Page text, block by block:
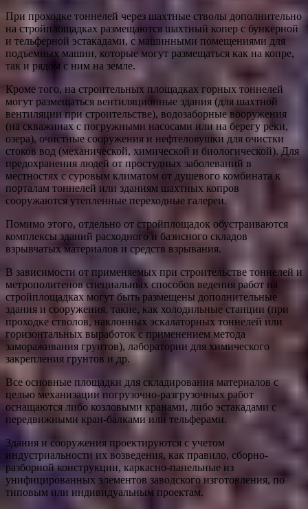
При проходке тоннелей через шахтные стволы дополнительно
на стройплощадках размещаются шахтный копер с бункерной
и тельферной эстакадами, с машинными помещениями для
подъемных машин, которые могут размещаться как на копре,
так и рядом с ним на земле.
Кроме того, на строительных площадках горных тоннелей
могут размещаться вентиляционные здания (для шахтной
вентиляции при строительстве), водозаборные вооружения
(на скважинах с погружными насосами или на берегу реки,
озера), очистные сооружения и нефтеловушки для очистки
стоков вод (механической, химической и биологической). Для
предохранения людей от простудных заболеваний в
местностях с суровым климатом от душевого комбината к
порталам тоннелей или зданиям шахтных копров
сооружаются утепленные переходные галереи.
Помимо этого, отдельно от стройплощадок обустраиваются
комплексы зданий расходного и базисного складов
взрывчатых материалов и средств взрывания.
В зависимости от применяемых при строительстве тоннелей и
метрополитенов специальных способов ведения работ на
стройплощадках могут быть размещены дополнительные
здания и сооружения, такие, как холодильные станции (при
проходке стволов, наклонных эскалаторных тоннелей или
горизонтальных выработок с применением метода
замораживания грунтов), лаборатории для химического
закрепления грунтов и др.
Все основные площадки для складирования материалов с
целью механизации погрузочно-разгрузочных работ
оснащаются либо козловыми кранами, либо эстакадами с
передвижными кран-балками или тельферами.
Здания и сооружения проектируются с учетом
индустриальности их возведения, как правило, сборно-
разборной конструкции, каркасно-панельные из
унифицированных элементов заводского изготовления, по
типовым или индивидуальным проектам.